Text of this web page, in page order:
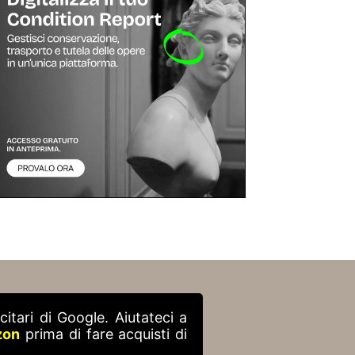
di Google. Aiutateci a
prima di fare acquisti di